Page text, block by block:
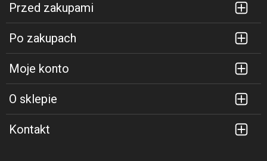
Przed zakupami
Po zakupach
Moje konto
O sklepie
Kontakt